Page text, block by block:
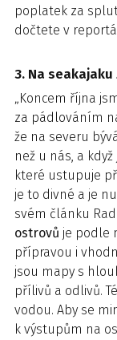
poplatek za
dočtete v
3. Na
„Koncem října
za pádlováním
že na severu
než u nás, a
které ustupuje
je to divné a je
svém článku
ostrovů je podle
přípravou i
jsou mapy s
přílivů a odlivů.
vodou. Aby se
k výstupům na